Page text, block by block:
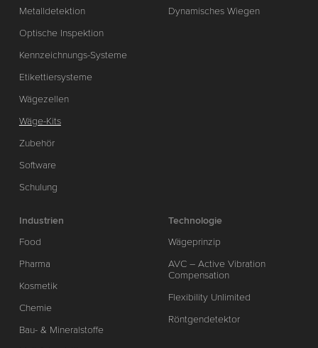
Metalldetektion
Optische Inspektion
Kennzeichnungs-Systeme
Etikettiersysteme
Wägezellen
Wäge-Kits
Zubehör
Software
Schulung
Dynamisches Wiegen
Industrien
Food
Pharma
Kosmetik
Chemie
Bau- & Mineralstoffe
Technologie
Wägeprinzip
AVC – Active Vibration
Compensation
Flexibility Unlimited
Röntgendetektor